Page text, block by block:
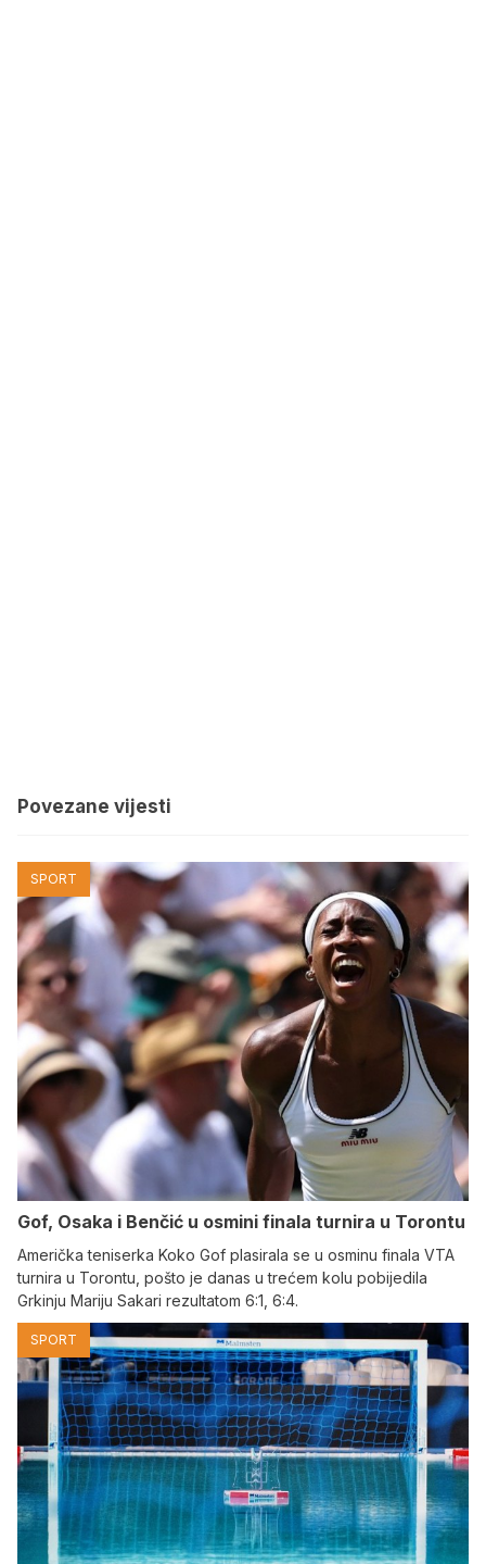
Povezane vijesti
SPORT
Gof, Osaka i Benčić u osmini finala turnira u Torontu
Američka teniserka Koko Gof plasirala se u osminu finala VTA
turnira u Torontu, pošto je danas u trećem kolu pobijedila
Grkinju Mariju Sakari rezultatom 6:1, 6:4.
SPORT